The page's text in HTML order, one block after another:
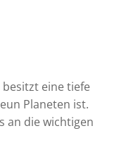
besitzt eine tiefe
Planeten ist.
an die wichtigen